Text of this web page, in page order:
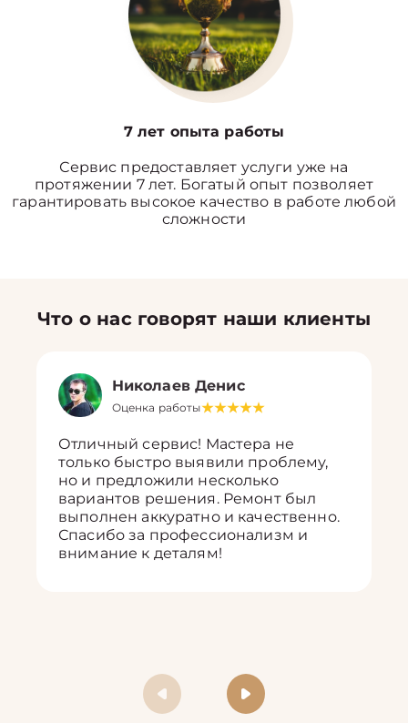
7 лет опыта работы
Сервис предоставляет услуги уже на
протяжении 7 лет. Богатый опыт позволяет
гарантировать высокое качество в работе любой
сложности
Что о нас говорят наши клиенты
Николаев Денис
Оценка работы
Отличный сервис! Мастера не
только быстро выявили проблему,
но и предложили несколько
вариантов решения. Ремонт был
выполнен аккуратно и качественно.
Спасибо за профессионализм и
внимание к деталям!